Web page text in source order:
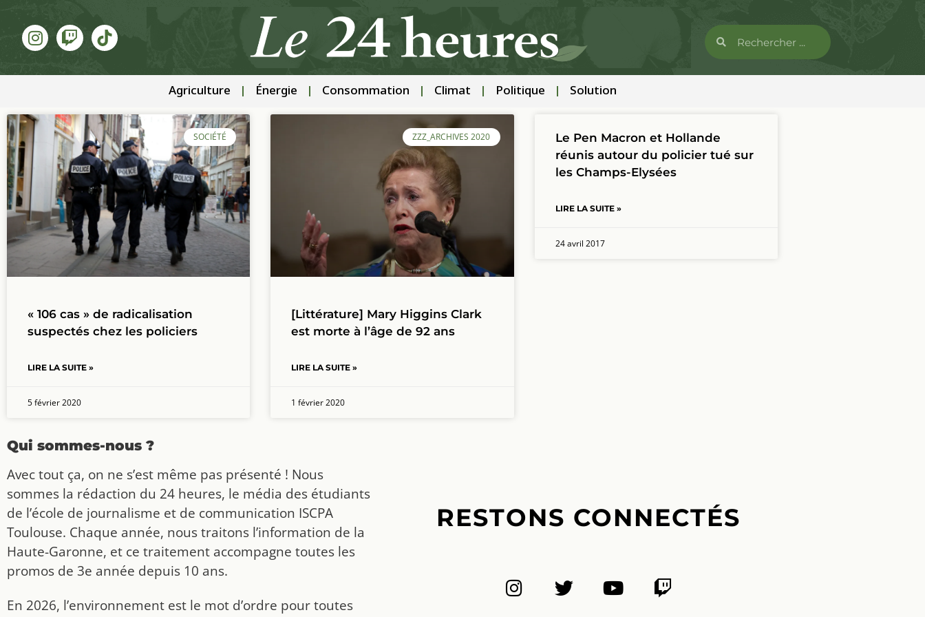
Agriculture Énergie Consommation Climat Politique Solution
SOCIÉTÉ
« 106 cas » de radicalisation
suspectés chez les policiers
LIRE LA SUITE »
5 février 2020
ZZZ_ARCHIVES 2020
[Littérature] Mary Higgins Clark
est morte à l’âge de 92 ans
LIRE LA SUITE »
1 février 2020
Le Pen Macron et Hollande
réunis autour du policier tué sur
les Champs-Elysées
LIRE LA SUITE »
24 avril 2017
Qui sommes-nous ?
Avec tout ça, on ne s’est même pas présenté ! Nous
sommes la rédaction du 24 heures, le média des étudiants
de l’école de journalisme et de communication ISCPA
Toulouse. Chaque année, nous traitons l’information de la
Haute-Garonne, et ce traitement accompagne toutes les
promos de 3e année depuis 10 ans.
En 2026, l’environnement est le mot d’ordre pour toutes
RESTONS CONNECTÉS